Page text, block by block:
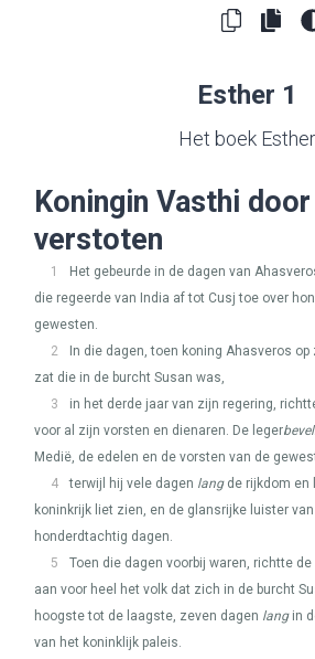
Esther 1
Het boek Esther
Koningin Vasthi
verstoten
1
Het gebeurde in de dagen van
die regeerde van India af tot Cusj toe over
gewesten.
2
In die dagen, toen koning Ahasveros
zat die in de burcht Susan was,
3
in het derde jaar van zijn regering,
voor al zijn vorsten en dienaren. De leger
Medië, de edelen en de vorsten van de
4
terwijl hij vele dagen langde rijkdom en
koninkrijk liet zien, en de glansrijke luister
honderdtachtig dagen.
5
Toen die dagen voorbij waren, richtte
aan voor heel het volk dat zich in de burcht
hoogste tot de laagste, zeven dagen langin
van het koninklijk paleis.